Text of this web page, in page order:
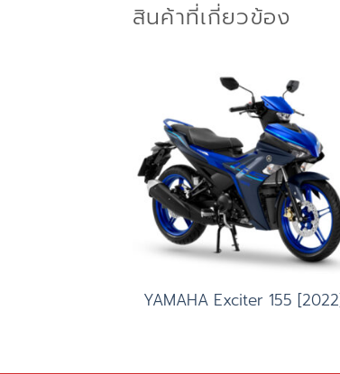
สินค้าที่เกี่ยวข้อง
Add to
wishlist
YAMAHA Exciter 155